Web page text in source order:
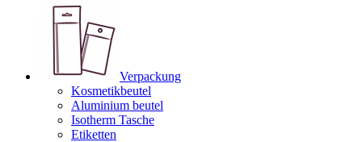
Verpackung
Kosmetikbeutel
Aluminium beutel
Isotherm Tasche
Etiketten